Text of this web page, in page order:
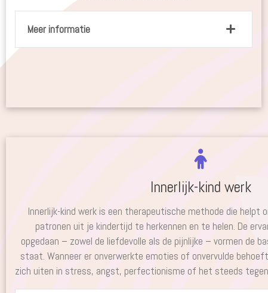
Meer informatie
Innerlijk-kind werk
Innerlijk-kind werk is een therapeutische methode die helpt
patronen uit je kindertijd te herkennen en te helen. De
opgedaan – zowel de liefdevolle als de pijnlijke – vormen de
staat. Wanneer er onverwerkte emoties of onvervulde
zich uiten in stress, angst, perfectionisme of het steeds tegen